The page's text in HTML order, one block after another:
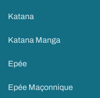
Katana
Katana Manga
Epée
Epée Maçonnique